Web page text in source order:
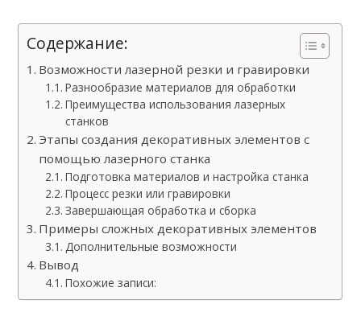
Содержание:
Возможности лазерной резки и гравировки
Разнообразие материалов для обработки
Преимущества использования лазерных
станков
Этапы создания декоративных элементов с
помощью лазерного станка
Подготовка материалов и настройка станка
Процесс резки или гравировки
Завершающая обработка и сборка
Примеры сложных декоративных элементов
Дополнительные возможности
Вывод
Похожие записи: